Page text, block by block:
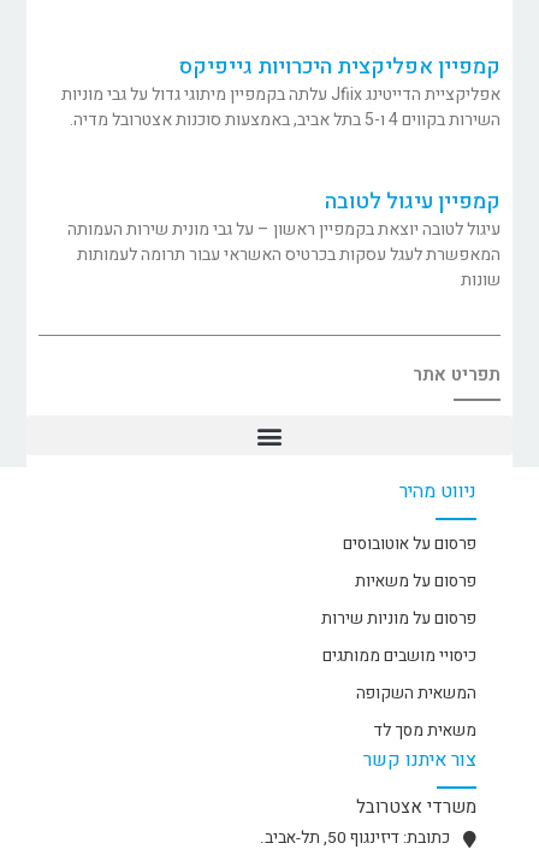
קמפיין אפליקצית היכרויות גייפיקס
אפליקציית הדייטינג Jfiix עלתה בקמפיין מיתוגי גדול על גבי מוניות
השירות בקווים 4 ו-5 בתל אביב, באמצעות סוכנות אצטרובל מדיה.
קמפיין עיגול לטובה
עיגול לטובה יוצאת בקמפיין ראשון – על גבי מונית שירות העמותה
המאפשרת לעגל עסקות בכרטיס האשראי עבור תרומה לעמותות
שונות
תפריט אתר
צור איתנו קשר
משרדי אצטרובל
כתובת: דיזינגוף 50, תל-אביב.
ניווט מהיר
פרסום על אוטובוסים
פרסום על משאיות
פרסום על מוניות שירות
כיסויי מושבים ממותגים
המשאית השקופה
משאית מסך לד